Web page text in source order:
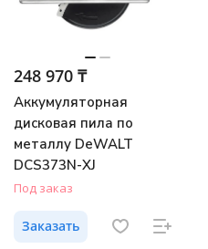
248 970 ₸
Аккумуляторная
дисковая пила по
металлу DeWALT
DCS373N-XJ
Под заказ
Заказать